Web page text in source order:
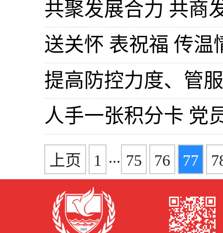
上页 1 ... 75 76 77